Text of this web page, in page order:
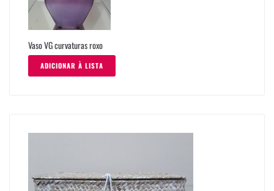
Vaso VG curvaturas roxo
ADICIONAR À LISTA